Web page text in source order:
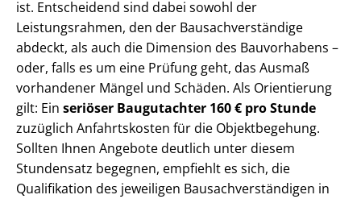
ist. Entscheidend sind dabei sowohl der
Leistungsrahmen, den der Bau­sach­ver­stän­di­ge
abdeckt, als auch die Dimension des Bauvorhabens –
oder, falls es um eine Prüfung geht, das Ausmaß
vorhandener Mängel und Schäden. Als Orientierung
gilt: Ein seriöser Baugutachter 160 € pro Stunde
zuzüglich Anfahrtskosten für die Objektbegehung.
Sollten Ihnen Angebote deutlich unter diesem
Stundensatz begegnen, empfiehlt es sich, die
Qualifikation des jeweiligen Bau­sach­ver­stän­di­gen in